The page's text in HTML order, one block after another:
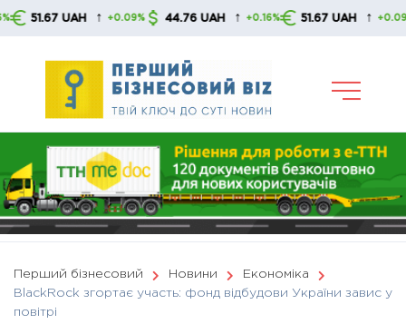
Skip
UAH ↑ +0.09% 44.76 UAH ↑ +0.16% 51.67 UAH ↑ +0.09%
Перший бізнесовий Новини
Економіка
BlackRock згортає участь: фонд відбудови України завис у
повітрі